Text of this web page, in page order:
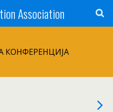
Association
КОНФЕРЕНЦИЈА